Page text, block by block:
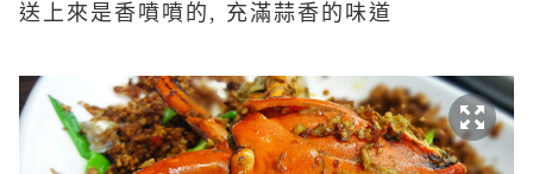
送上來是香噴噴的, 充滿蒜香的味道